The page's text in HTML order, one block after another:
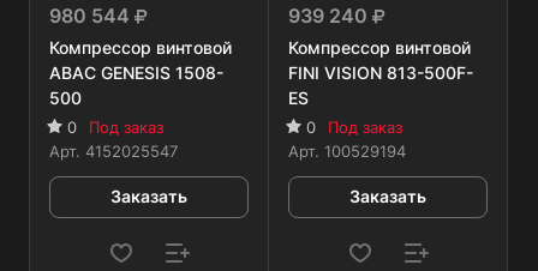
980 544
Компрессор винтовой
ABAC GENESIS 1508-
500
0
Под заказ
Арт. 4152025547
Заказать
939 240
Компрессор винтовой
FINI VISION 813-500F-
ES
0
Под заказ
Арт. 100529194
Заказать